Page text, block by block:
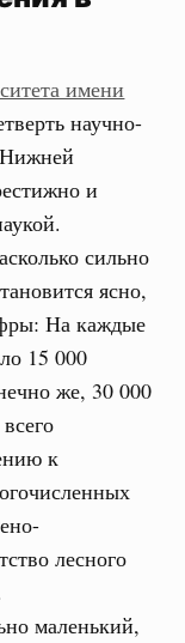
имени
научно-
Нижней
и
сильно
ясно,
На каждые
15 000
же, 30 000
к
лесного
маленький,